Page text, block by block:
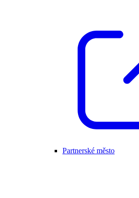
Partnerské město